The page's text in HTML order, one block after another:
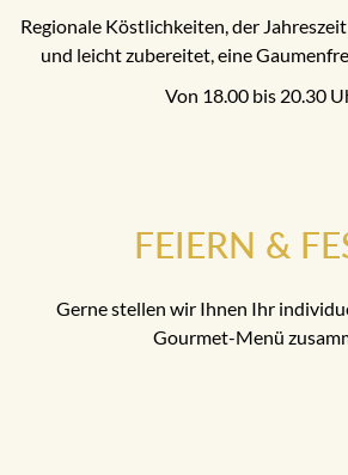
Regionale Köstlichkeiten, der
und leicht zubereitet, eine
Von 18.00 bis 20.30
FEIERN &
Gerne stellen wir Ihnen Ihr
Gourmet-Menü